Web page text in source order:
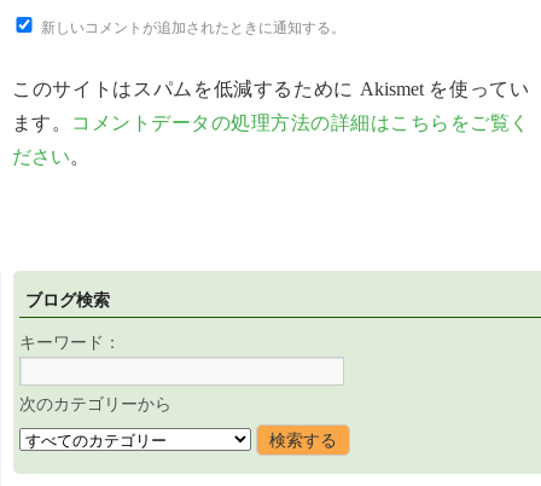
新しいコメントが追加されたときに通知する。
このサイトはスパムを低減するために Akismet を使ってい
ます。 コメントデータの処理方法の詳細はこちらをご覧く
ださい。
ブログ検索
キーワード：
次のカテゴリーから